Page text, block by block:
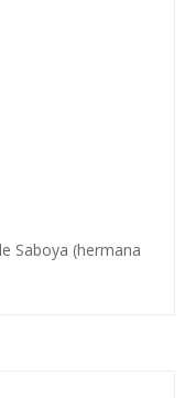
Saboya (hermana